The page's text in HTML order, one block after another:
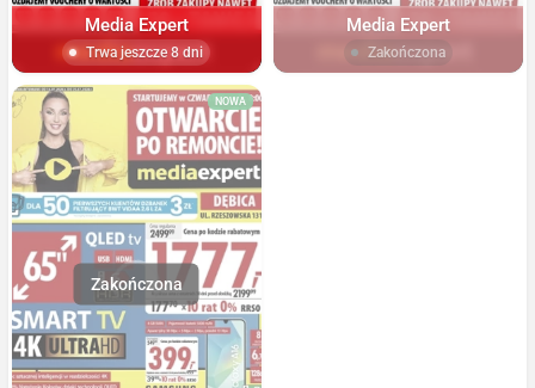
Media Expert
Trwa jeszcze 8 dni
Media Expert
Zakończona
NOWA